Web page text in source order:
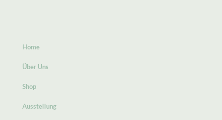
Home
Über Uns
Shop
Ausstellung